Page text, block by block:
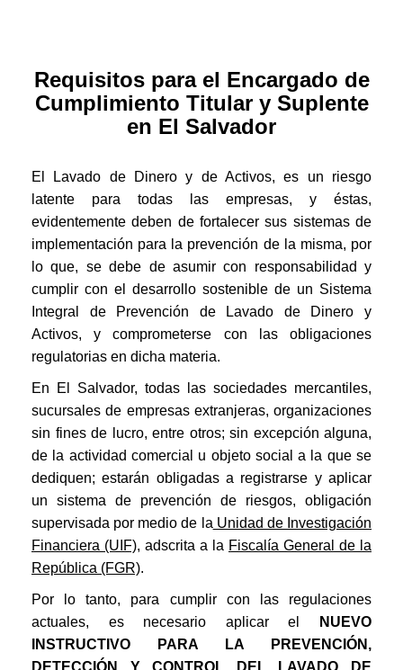
Requisitos para el Encargado de
Cumplimiento Titular y Suplente
en El Salvador
El Lavado de Dinero y de Activos, es un riesgo
latente para todas las empresas, y éstas,
evidentemente deben de fortalecer sus sistemas de
implementación para la prevención de la misma, por
lo que, se debe de asumir con responsabilidad y
cumplir con el desarrollo sostenible de un Sistema
Integral de Prevención de Lavado de Dinero y
Activos, y comprometerse con las obligaciones
regulatorias en dicha materia.
En El Salvador, todas las sociedades mercantiles,
sucursales de empresas extranjeras, organizaciones
sin fines de lucro, entre otros; sin excepción alguna,
de la actividad comercial u objeto social a la que se
dediquen; estarán obligadas a registrarse y aplicar
un sistema de prevención de riesgos, obligación
supervisada por medio de la Unidad de Investigación
Financiera (UIF), adscrita a la Fiscalía General de la
República (FGR).
Por lo tanto, para cumplir con las regulaciones
actuales, es necesario aplicar el
NUEVO
INSTRUCTIVO PARA LA PREVENCIÓN,
DETECCIÓN Y CONTROL DEL LAVADO DE